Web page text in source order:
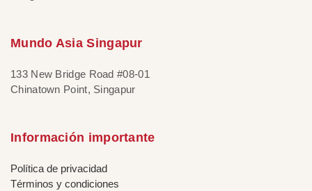
Mundo Asia Singapur
133 New Bridge Road #08-01
Chinatown Point, Singapur
Información importante
Política de privacidad
Términos y condiciones